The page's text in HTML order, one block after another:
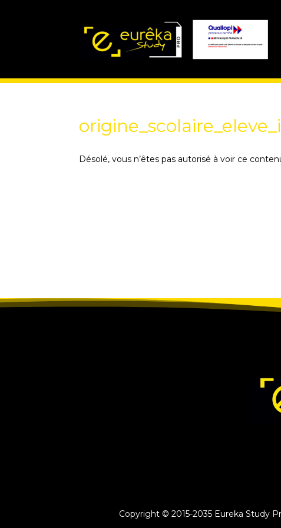
Désolé, vous n’êtes pas autorisé à voir ce
Copyright © 2015-2035 Eureka Study